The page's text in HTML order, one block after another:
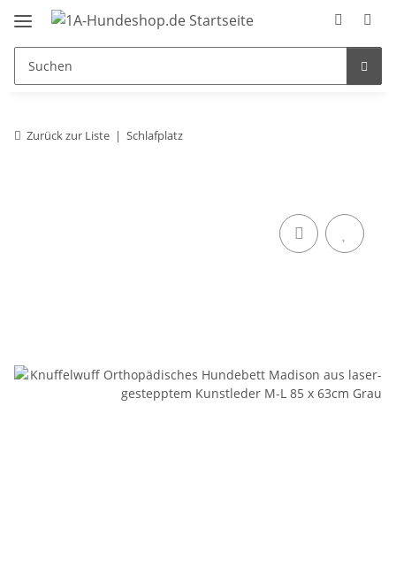
Zurück zur Liste Schlafplatz